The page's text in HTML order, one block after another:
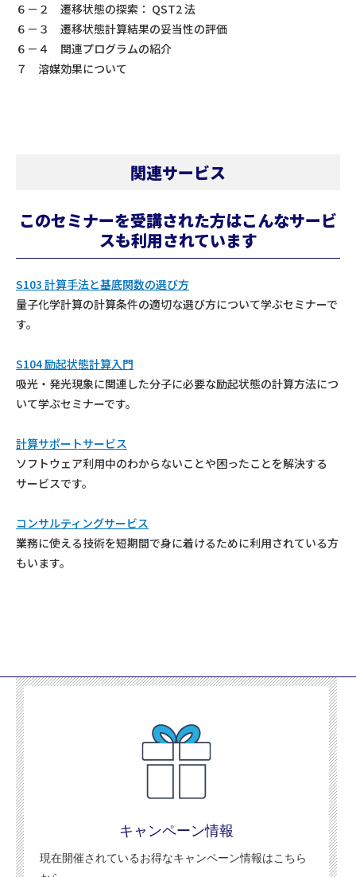
６－２ 遷移状態の探索： QST2 法
６－３ 遷移状態計算結果の妥当性の評価
６－４ 関連プログラムの紹介
７ 溶媒効果について
関連サービス
このセミナーを受講された方はこんなサービ
スも利用されています
S103 計算手法と基底関数の選び方
量子化学計算の計算条件の適切な選び方について学ぶセミナーで
す。
S104 励起状態計算入門
吸光・発光現象に関連した分子に必要な励起状態の計算方法につ
いて学ぶセミナーです。
計算サポートサービス
ソフトウェア利用中のわからないことや困ったことを解決する
サービスです。
コンサルティングサービス
業務に使える技術を短期間で身に着けるために利用されている方
もいます。
キャンペーン情報
現在開催されているお得なキャンペーン情報はこちら